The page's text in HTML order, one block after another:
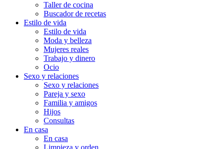
Taller de cocina
Buscador de recetas
Estilo de vida
Estilo de vida
Moda y belleza
Mujeres reales
Trabajo y dinero
Ocio
Sexo y relaciones
Sexo y relaciones
Pareja y sexo
Familia y amigos
Hijos
Consultas
En casa
En casa
Limpieza y orden